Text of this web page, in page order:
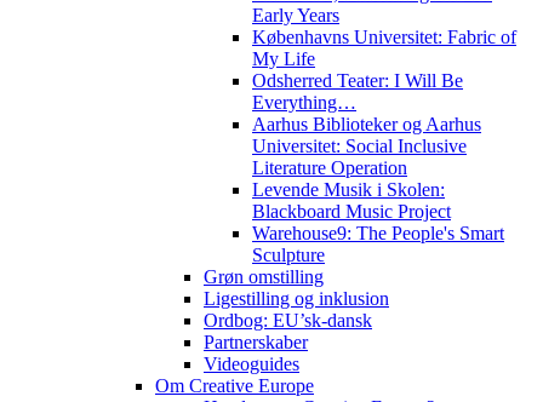
Early Years
Københavns Universitet: Fabric of
My Life
Odsherred Teater: I Will Be
Everything…
Aarhus Biblioteker og Aarhus
Universitet: Social Inclusive
Literature Operation
Levende Musik i Skolen:
Blackboard Music Project
Warehouse9: The People's Smart
Sculpture
Grøn omstilling
Ligestilling og inklusion
Ordbog: EU’sk-dansk
Partnerskaber
Videoguides
Om Creative Europe